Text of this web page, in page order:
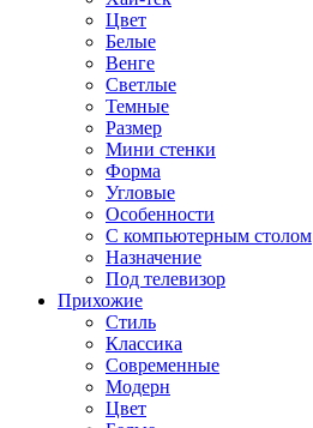
Цвет
Белые
Венге
Светлые
Темные
Размер
Мини стенки
Форма
Угловые
Особенности
С компьютерным столом
Назначение
Под телевизор
Прихожие
Стиль
Классика
Современные
Модерн
Цвет